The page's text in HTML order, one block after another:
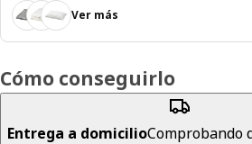
Ver más
Cómo conseguirlo
Entrega a domicilioComprobando